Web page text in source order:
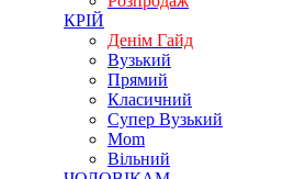
КРІЙ
Денім Гайд
Вузький
Прямий
Класичний
Супер Вузький
Mom
Вільний